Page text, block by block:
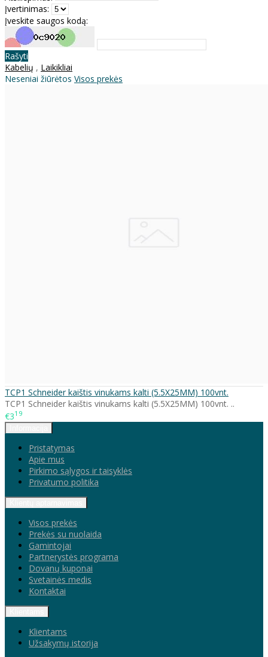
Įvertinimas:
Įveskite saugos kodą:
Rašyti
Kabelių , Laikikliai
Neseniai žiūrėtos Visos prekės
TCP1 Schneider kaištis vinukams kalti (5.5X25MM) 100vnt.
TCP1 Schneider kaištis vinukams kalti (5.5X25MM) 100vnt. ..
€319
Pristatymas
Apie mus
Pirkimo sąlygos ir taisyklės
Privatumo politika
Visos prekės
Prekės su nuolaida
Gamintojai
Partnerystės programa
Dovanų kuponai
Svetainės medis
Kontaktai
Klientams
Užsakymų istorija